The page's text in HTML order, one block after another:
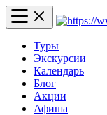
Туры
Экскурсии
Календарь
Блог
Акции
Афиша